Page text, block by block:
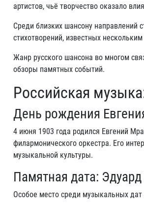
артистов, чьё творчество оказало
Среди близких шансону направлений
стихотворений, известных
Жанр русского шансона во многом
обзоры памятных событий.
Российская
День рождения
4 июня 1903 года родился Евгений
филармонического оркестра. Его
музыкальной культуры.
Памятная дата:
Особое место среди музыкальных